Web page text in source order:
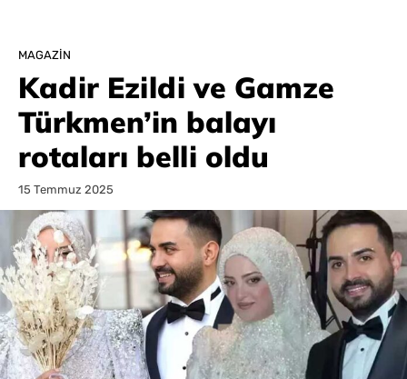
MAGAZIN
Kadir Ezildi ve Gamze
Türkmen’in balayı
rotaları belli oldu
15 Temmuz 2025